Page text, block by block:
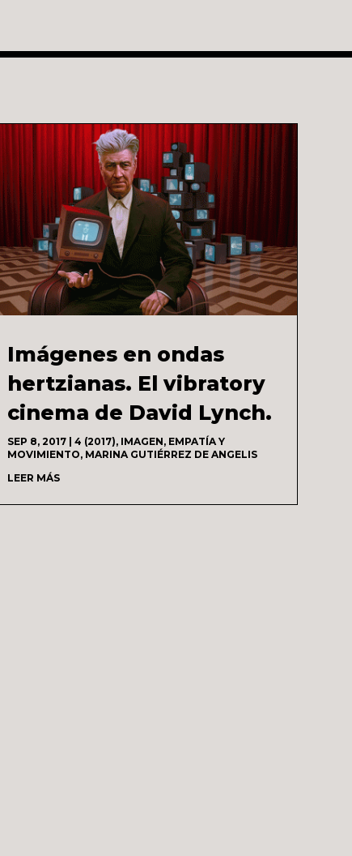
Imágenes en ondas
hertzianas. El vibratory
cinema de David Lynch.
SEP 8, 2017| 4 (2017), IMAGEN, EMPATÍA Y
MOVIMIENTO, MARINA GUTIÉRREZ DE ANGELIS
LEER MÁS